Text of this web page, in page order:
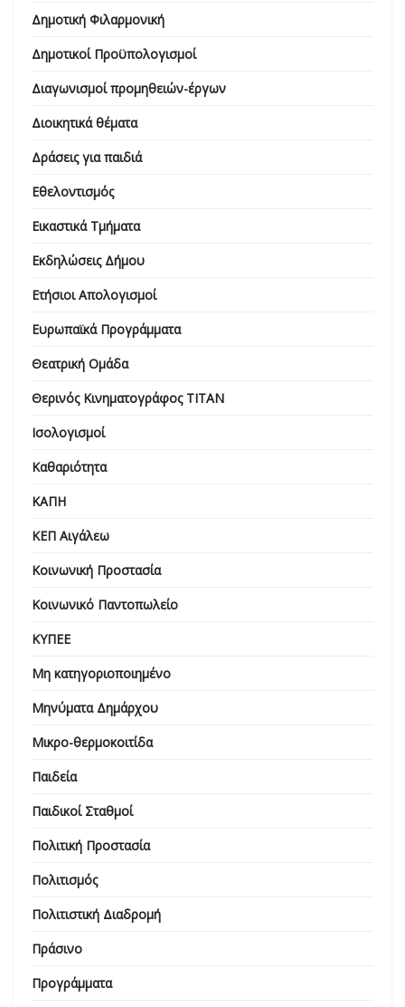
Δημοτική Φιλαρμονική
Δημοτικοί Προϋπολογισμοί
Διαγωνισμοί προμηθειών-έργων
Διοικητικά θέματα
Δράσεις για παιδιά
Εθελοντισμός
Εικαστικά Τμήματα
Εκδηλώσεις Δήμου
Ετήσιοι Απολογισμοί
Ευρωπαϊκά Προγράμματα
Θεατρική Ομάδα
Θερινός Κινηματογράφος ΤΙΤΑΝ
Ισολογισμοί
Καθαριότητα
ΚΑΠΗ
ΚΕΠ Αιγάλεω
Κοινωνική Προστασία
Κοινωνικό Παντοπωλείο
ΚΥΠΕΕ
Μη κατηγοριοποιημένο
Μηνύματα Δημάρχου
Μικρο-θερμοκοιτίδα
Παιδεία
Παιδικοί Σταθμοί
Πολιτική Προστασία
Πολιτισμός
Πολιτιστική Διαδρομή
Πράσινο
Προγράμματα